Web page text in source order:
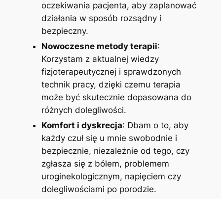
oczekiwania pacjenta, aby zaplanować
działania w sposób rozsądny i
bezpieczny.
Nowoczesne metody terapii:
Korzystam z aktualnej wiedzy
fizjoterapeutycznej i sprawdzonych
technik pracy, dzięki czemu terapia
może być skutecznie dopasowana do
różnych dolegliwości.
Komfort i dyskrecja: Dbam o to, aby
każdy czuł się u mnie swobodnie i
bezpiecznie, niezależnie od tego, czy
zgłasza się z bólem, problemem
uroginekologicznym, napięciem czy
dolegliwościami po porodzie.